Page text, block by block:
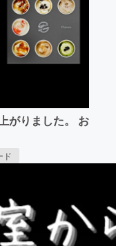
がりました。 お
ド